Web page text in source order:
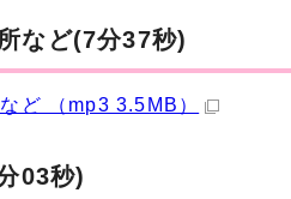
など(7分37秒)
ど （mp3 3.5MB）
03秒)